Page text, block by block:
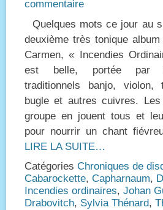
on
commentaire
Quelques mots ce jour au
deuxième très tonique
Carmen, « Incendies
est belle, portée par
traditionnels banjo, violon,
bugle et autres cuivres.
groupe en jouent tous et
pour nourrir un chant
LIRE LA SUITE…
Catégories Chroniques de
Cabarockette, Capharnaum,
Incendies ordinaires, Johan
Drabovitch, Sylvia Thénard,